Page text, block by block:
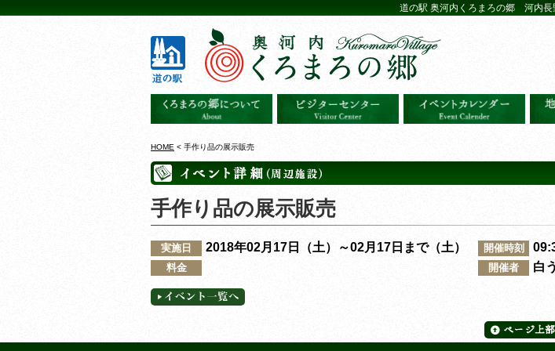
道の駅 奥河内くろまろの郷 河内長
HOME < 手作り品の展示販売
手作り品の展示販売
実施日 2018年02月17日（土）～02月17日まで（土） 開催時刻
料金 開催者 白